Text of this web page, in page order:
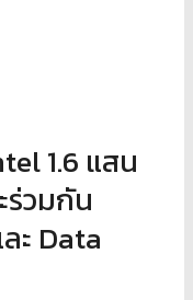
1.6 แสน
ร่วมกัน
ะ Data